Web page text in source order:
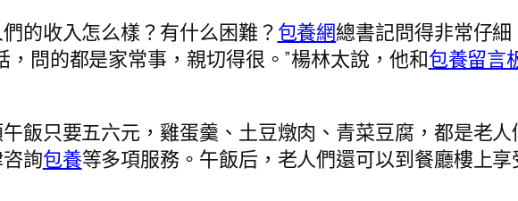
的收入怎么樣？有什么困難？ 包養網總書記問得非常仔
問的都是家常事，親切得很。”楊林太說，他和包養留言
飯只要五六元，雞蛋羹、土豆燉肉、青菜豆腐，都是老
詢包養等多項服務。午飯后，老人們還可以到餐廳樓上